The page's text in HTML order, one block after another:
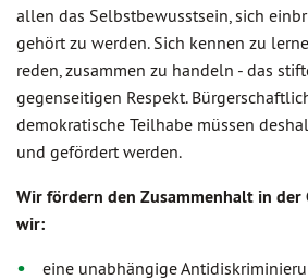
allen das Selbstbewusstsein, sich
gehört zu werden. Sich kennen zu
reden, zusammen zu handeln - das
gegenseitigen Respekt.
demokratische Teilhabe müssen
und gefördert werden.
Wir fördern den Zusammenhalt in der
wir:
eine unabhängige